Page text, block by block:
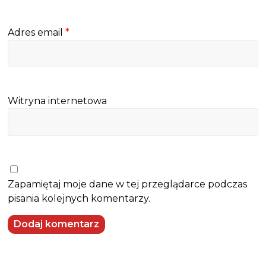
Adres email*
Witryna internetowa
Zapamiętaj moje dane w tej przeglądarce podczas
pisania kolejnych komentarzy.